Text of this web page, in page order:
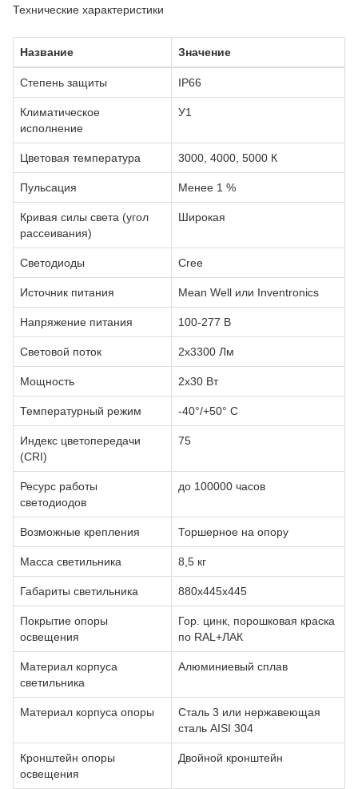
Технические характеристики
Название Значение
Степень защиты IP66
Климатическое
исполнение
У1
Цветовая температура 3000, 4000, 5000 К
Пульсация Менее 1 %
Кривая силы света (угол
рассеивания)
Широкая
Светодиоды Сree
Источник питания Mean Well или Inventronics
Напряжение питания 100-277 В
Световой поток 2х3300 Лм
Мощность 2х30 Вт
Температурный режим -40°/+50° С
Индекс цветопередачи
(CRI)
75
Ресурс работы
светодиодов
до 100000 часов
Возможные крепления Торшерное на опору
Масса светильника 8,5 кг
Габариты светильника 880х445х445
Покрытие опоры
освещения
Гор. цинк, порошковая краска
по RAL+ЛАК
Материал корпуса
светильника
Алюминиевый сплав
Материал корпуса опоры
Сталь 3 или нержавеющая
сталь AISI 304
Кронштейн опоры
освещения
Двойной кронштейн